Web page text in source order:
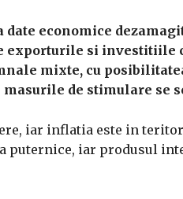
date economice
exporturile si investitiile
mixte, cu
masurile de stimulare se
iar inflatia este in
iar produsul